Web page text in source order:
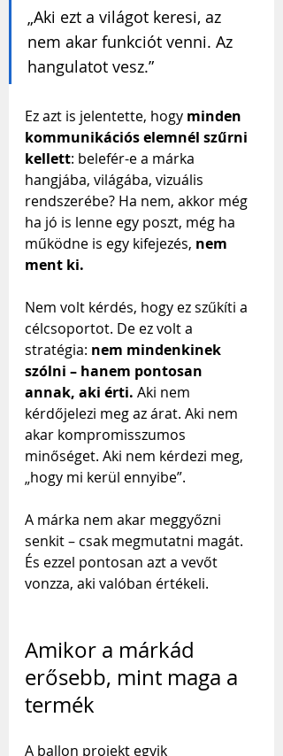
„Aki ezt a világot keresi, az
nem akar funkciót venni. Az
hangulatot vesz.”
Ez azt is jelentette, hogy minden
kommunikációs elemnél szűrni
kellett: belefér-e a márka
hangjába, világába, vizuális
rendszerébe? Ha nem, akkor még
ha jó is lenne egy poszt, még ha
működne is egy kifejezés, nem
ment ki.
Nem volt kérdés, hogy ez szűkíti a
célcsoportot. De ez volt a
stratégia: nem mindenkinek
szólni – hanem pontosan
annak, aki érti. Aki nem
kérdőjelezi meg az árat. Aki nem
akar kompromisszumos
minőséget. Aki nem kérdezi meg,
„hogy mi kerül ennyibe”.
A márka nem akar meggyőzni
senkit – csak megmutatni magát.
És ezzel pontosan azt a vevőt
vonzza, aki valóban értékeli.
Amikor a márkád
erősebb, mint maga a
termék
A ballon projekt egyik